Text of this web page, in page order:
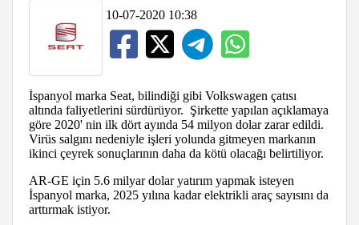
10-07-2020 10:38
İspanyol marka Seat, bilindiği gibi Volkswagen çatısı
altında faliyetlerini sürdürüyor. Şirkette yapılan açıklamaya
göre 2020' nin ilk dört ayında 54 milyon dolar zarar edildi.
Virüs salgını nedeniyle işleri yolunda gitmeyen markanın
ikinci çeyrek sonuçlarının daha da kötü olacağı belirtiliyor.
AR-GE için 5.6 milyar dolar yatırım yapmak isteyen
İspanyol marka, 2025 yılına kadar elektrikli araç sayısını da
arttırmak istiyor.